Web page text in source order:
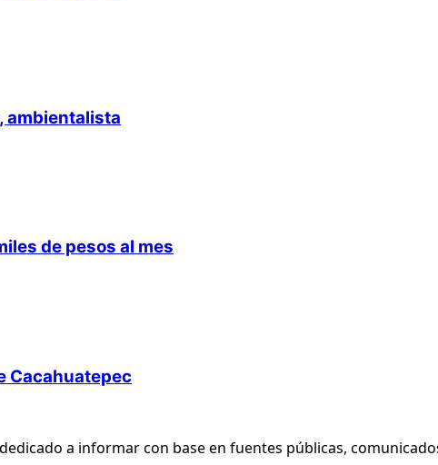
ambientalista
de pesos al mes
Cacahuatepec
a informar con base en fuentes públicas,